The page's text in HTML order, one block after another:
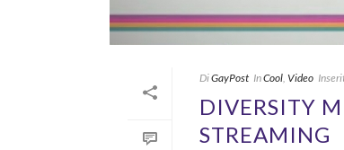
DiGayPost InCool, Video
DIVERSITY
STREAMING